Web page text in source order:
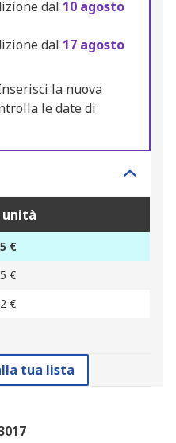
dal 10 agosto
dal 17 agosto
la nuova
le date di
unità
€
€
€
tua lista